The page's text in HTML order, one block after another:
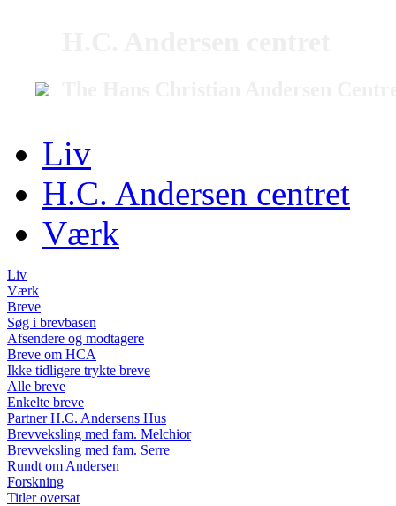
Liv
H.C. Andersen centret
Værk
Liv
Værk
Breve
Søg i brevbasen
Afsendere og modtagere
Breve om HCA
Ikke tidligere trykte breve
Alle breve
Enkelte breve
Partner H.C. Andersens Hus
Brevveksling med fam. Melchior
Brevveksling med fam. Serre
Rundt om Andersen
Forskning
Titler oversat